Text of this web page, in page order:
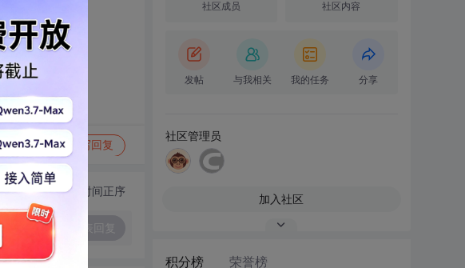
写回复
切换为时间正序
社区成员 社区内容
发帖 与我相关 我的任务 分享
社区管理员
加入社区
积分榜 荣誉榜